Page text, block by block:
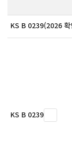
KS B 0239(2026 확
KS B 0239